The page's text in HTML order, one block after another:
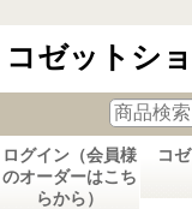
コゼットシ
ログイン（会員様
のオーダーはこち
らから）
コ